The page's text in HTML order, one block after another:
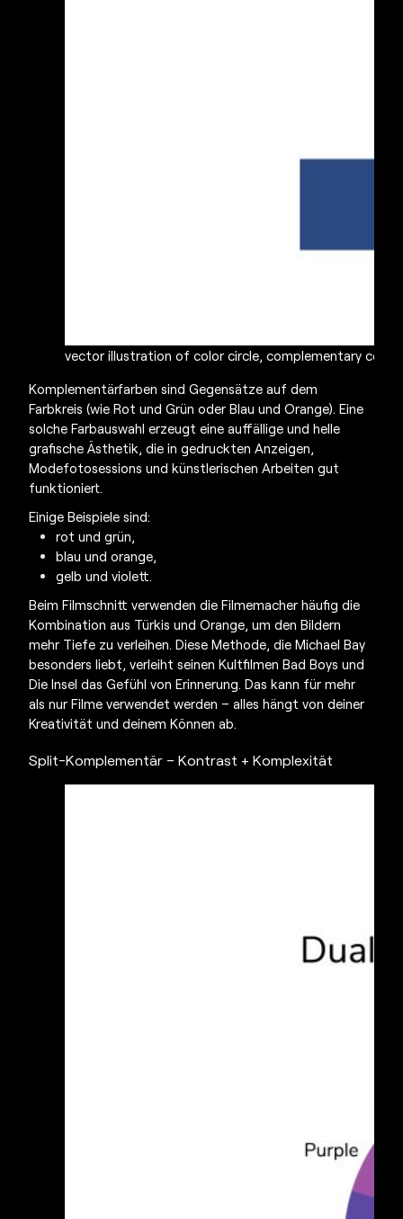
vector illustration of color circle, complementary
Komplementärfarben sind Gegensätze auf dem
Farbkreis (wie Rot und Grün oder Blau und Orange). Eine
solche Farbauswahl erzeugt eine auffällige und helle
grafische Ästhetik, die in gedruckten Anzeigen,
Modefotosessions und künstlerischen Arbeiten gut
funktioniert.
Einige Beispiele sind:
rot und grün,
blau und orange,
gelb und violett.
Beim Filmschnitt verwenden die Filmemacher häufig die
Kombination aus Türkis und Orange, um den Bildern
mehr Tiefe zu verleihen. Diese Methode, die Michael Bay
besonders liebt, verleiht seinen Kultfilmen Bad Boys und
Die Insel das Gefühl von Erinnerung. Das kann für mehr
als nur Filme verwendet werden – alles hängt von deiner
Kreativität und deinem Können ab.
Split-Komplementär – Kontrast + Komplexität